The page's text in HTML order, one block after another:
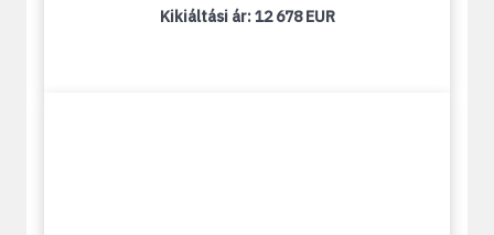
Kikiáltási ár:12 678 EUR